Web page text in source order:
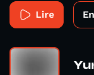
Lire